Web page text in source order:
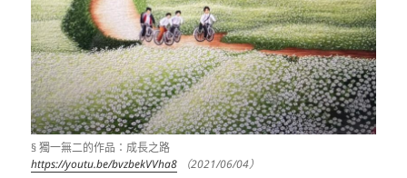
§ 獨一無二的作品：成長之路
https://youtu.be/bvzbekVVha8 （2021/06/04）